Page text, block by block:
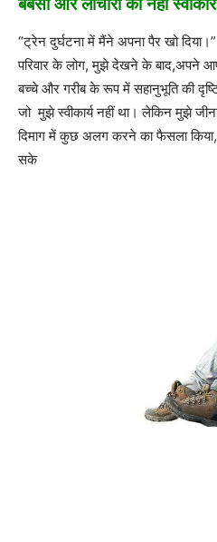
बेबसी और लाचारी को नहीं
“ट्रेन दुर्घटना में मैंने अपना पैर खो
परिवार के लोग, मुझे देखने के बाद,अपने
बच्चे और गरीब के रूप में सहानुभूति की
जो मुझे स्वीकार्य नहीं था। लेकिन मुझे
दिमाग में कुछ अलग करने का फैसला
सके